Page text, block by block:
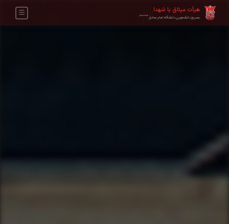
هیأت میثاق با شهدا
بسیج دانشجویی دانشگاه امام صادقعلیه‌السلام